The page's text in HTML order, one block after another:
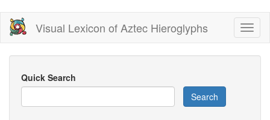
Skip
main
content
Visual Lexicon of Aztec Hieroglyphs
Quick Search
Search